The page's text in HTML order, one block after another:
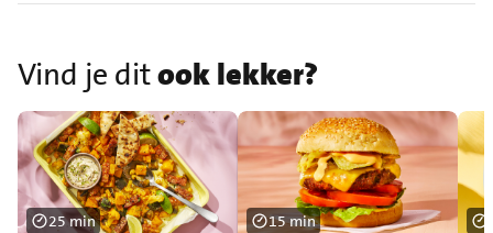
Vind je ditook lekker?
25 min 15 min